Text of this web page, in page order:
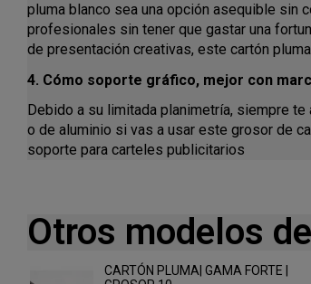
pluma blanco sea una opción asequible sin
profesionales sin tener que gastar una
de presentación creativas, este cartón
4. Cómo soporte gráfico, mejor con
Debido a su limitada planimetría, siempre
o de aluminio si vas a usar este grosor de
soporte para carteles publicitarios
Otros modelos
CARTÓN PLUMA| GAMA FORTE |